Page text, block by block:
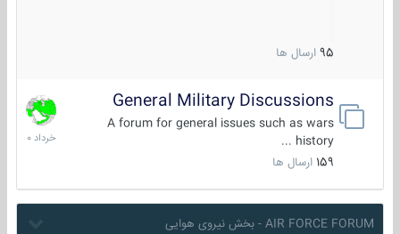
95 ارسال ها
General Military Discussions
A forum for general issues such as wars
history ...
159 ارسال ها
10
خرداد
1400
AIR FORCE FORUM - بخش نیروی هوایی